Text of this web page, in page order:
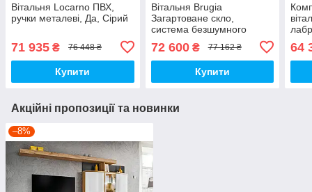
Вітальня Locarno ПВХ,
ручки металеві, Да, Сірий
71 935 ₴ 76 448 ₴
Купити
Вітальня Brugia
Загартоване скло,
система безшумного
закриття, є, Ефект бетону
72 600₴ 77 162 ₴
Купити
64
Акційні пропозиції та новинки
–8%